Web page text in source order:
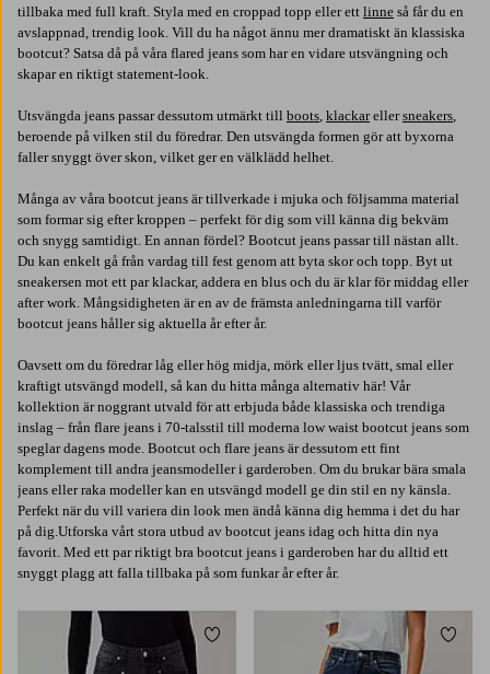
tillbaka med full kraft. Styla med en croppad topp eller ett linne så får du en
avslappnad, trendig look. Vill du ha något ännu mer dramatiskt än klassiska
bootcut? Satsa då på våra flared jeans som har en vidare utsvängning och
skapar en riktigt statement-look.
Utsvängda jeans passar dessutom utmärkt till boots klackarellersneakers
beroende på vilken stil du föredrar. Den utsvängda formen gör att byxorna
faller snyggt över skon, vilket ger en välklädd helhet.
Många av våra bootcut jeans är tillverkade i mjuka och följsamma material
som formar sig efter kroppen – perfekt för dig som vill känna dig bekväm
och snygg samtidigt. En annan fördel? Bootcut jeans passar till nästan allt.
Du kan enkelt gå från vardag till fest genom att byta skor och topp. Byt ut
sneakersen mot ett par klackar, addera en blus och du är klar för middag eller
after work. Mångsidigheten är en av de främsta anledningarna till varför
bootcut jeans håller sig aktuella år efter år.
Oavsett om du föredrar låg eller hög midja, mörk eller ljus tvätt, smal eller
kraftigt utsvängd modell, så kan du hitta många alternativ här! Vår
kollektion är noggrant utvald för att erbjuda både klassiska och trendiga
inslag – från flare jeans i 70-talsstil till moderna low waist bootcut jeans som
speglar dagens mode. Bootcut och flare jeans är dessutom ett fint
komplement till andra jeansmodeller i garderoben. Om du brukar bära smala
jeans eller raka modeller kan en utsvängd modell ge din stil en ny känsla.
Perfekt när du vill variera din look men ändå känna dig hemma i det du har
på dig.Utforska vårt stora utbud av bootcut jeans idag och hitta din nya
favorit. Med ett par riktigt bra bootcut jeans i garderoben har du alltid ett
snyggt plagg att falla tillbaka på som funkar år efter år.
Lägg till i favoriter